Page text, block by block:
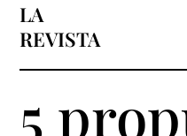
LA
REVISTA
5